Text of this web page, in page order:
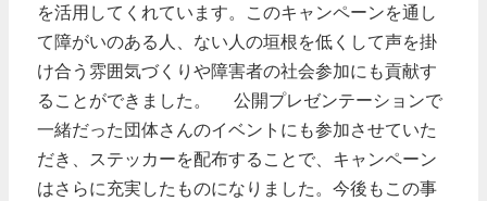
を活用してくれています。このキャンペーンを通し
て障がいのある人、ない人の垣根を低くして声を掛
け合う雰囲気づくりや障害者の社会参加にも貢献す
ることができました。 公開プレゼンテーションで
一緒だった団体さんのイベントにも参加させていた
だき、ステッカーを配布することで、キャンペーン
はさらに充実したものになりました。今後もこの事